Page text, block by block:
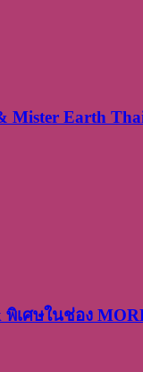
Mister Earth
พิเศษในช่อง